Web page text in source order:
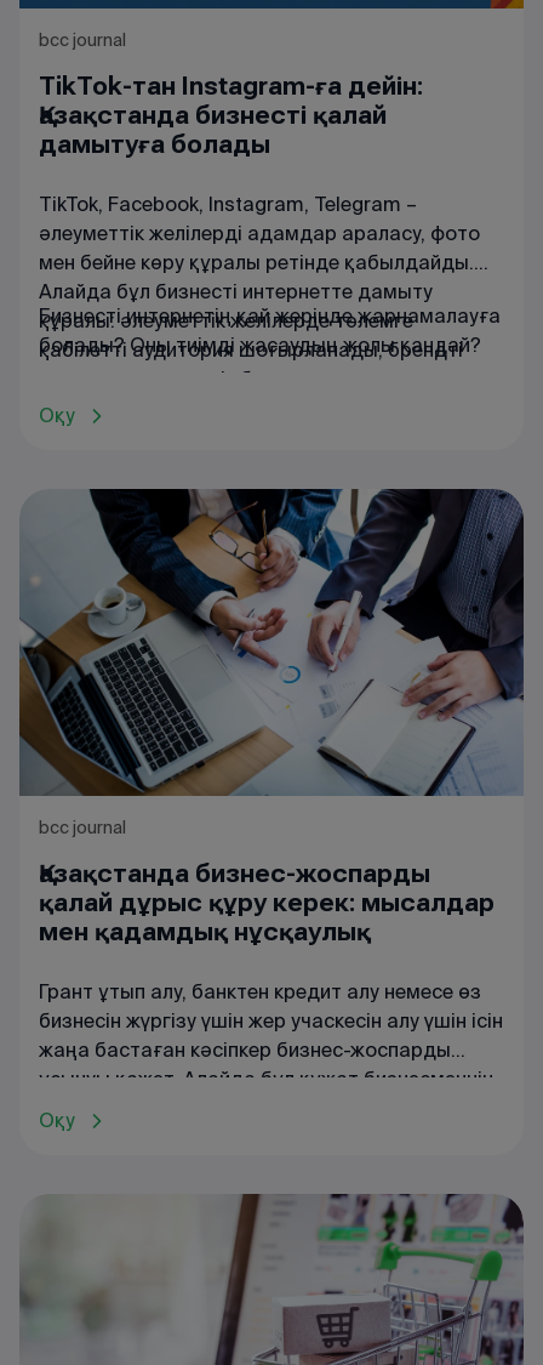
bcc journal
TikTok-тан Instagram-ға дейін:
Қазақстанда бизнесті қалай
дамытуға болады
TikTok, Facebook, Instagram, Telegram –
әлеуметтік желілерді адамдар араласу, фото
мен бейне көру құралы ретінде қабылдайды.
Алайда бұл бизнесті интернетте дамыту
құралы: әлеуметтік желілерде төлемге
қабілетті аудитория шоғырланады, брендті
дамытуға, клиенттік базаны арттыруға және
сатылымды көбейтуге мүмкіндік беретін
Бизнесті интернетің қай жерінде жарнамалауға
болады? Оны тиімді жасаудың жолы қандай?
Оқу
bcc journal
Қазақстанда бизнес-жоспарды
қалай дұрыс құру керек: мысалдар
мен қадамдық нұсқаулық
Грант ұтып алу, банктен кредит алу немесе өз
бизнесін жүргізу үшін жер учаскесін алу үшін ісін
жаңа бастаған кәсіпкер бизнес-жоспарды
ұсынуы қажет. Алайда бұл құжат бизнесменнің
өзіне де қажет: ол бизнесті тиімді жүргізу,
шығынды азайту және күткен пайдаға қол
Оқу